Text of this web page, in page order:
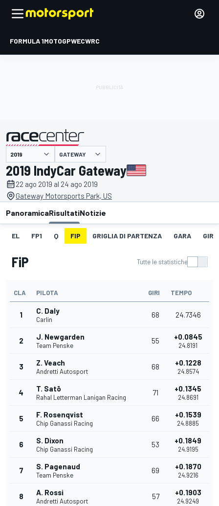
FORMULA 1MOTOGPWECWRC
presentato da GATEWAY
2019 IndyCar Gateway
22 ago 2019 al 24 ago 2019
Gateway Motorsports Park, US
PanoramicaRisultatiNotizie
EL FP1 Q FIP GRIGLIA DI PARTENZA GARA
FiP Tutte le statistiche
CLA PILOTA GIRI TEMPO
1 C. Daly
Carlin
68 24.7346
2 J. Newgarden
Team Penske
55 +0.0845
24.8191
3 Z. Veach
Andretti Autosport
68 +0.1228
24.8574
4 T. Satō
Rahal Letterman Lanigan Racing
71 +0.1345
24.8691
5 F. Rosenqvist
Chip Ganassi Racing
66 +0.1539
24.8885
6 S. Dixon
Chip Ganassi Racing
53 +0.1849
24.9195
7 S. Pagenaud
Team Penske
69 +0.1870
24.9216
8 A. Rossi
Andretti Autosport
57 +0.1903
24.9249